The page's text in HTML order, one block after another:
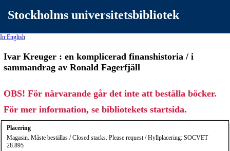
Stockholms universitetsbibliotek
In English
Ivar Kreuger : en komplicerad finanshistoria / i
sammandrag av Ronald Fagerfjäll
OBS! För närvarande går det inte att beställa böcker.
För mer information, se bibliotekets startsida.
Placering
Magasin. Måste beställas / Closed stacks. Please request / Hyllplacering: SOCVET
28.895